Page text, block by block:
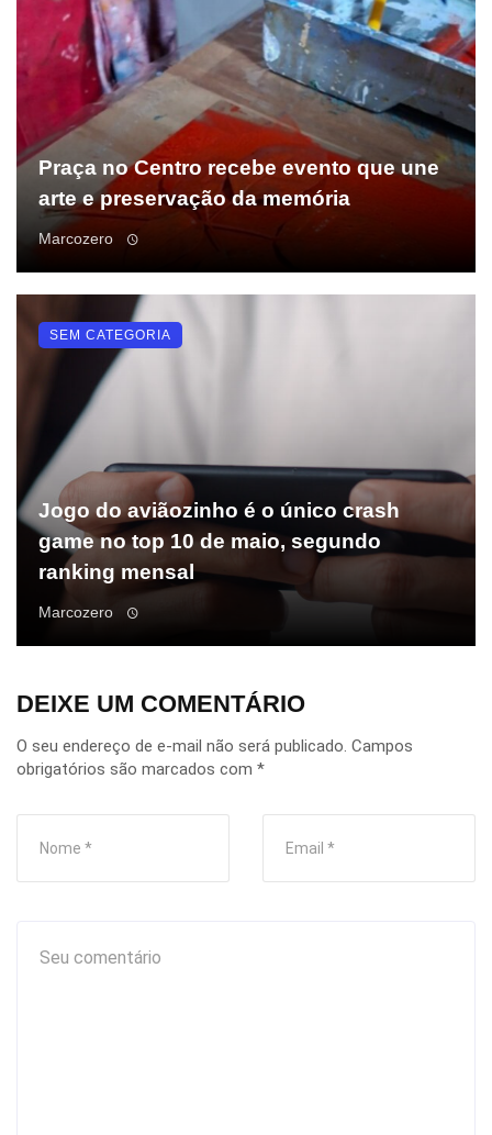
Praça no Centro recebe evento que une
arte e preservação da memória
Marcozero
Jogo do aviãozinho é o único crash
game no top 10 de maio, segundo
ranking mensal
Marcozero
SEM CATEGORIA
DEIXE UM COMENTÁRIO
O seu endereço de e-mail não será publicado. Campos
obrigatórios são marcados com *